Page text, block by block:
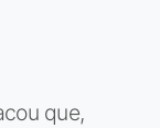
que,